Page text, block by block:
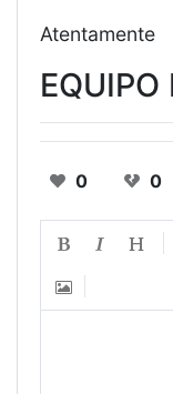
Atentamente
0 0